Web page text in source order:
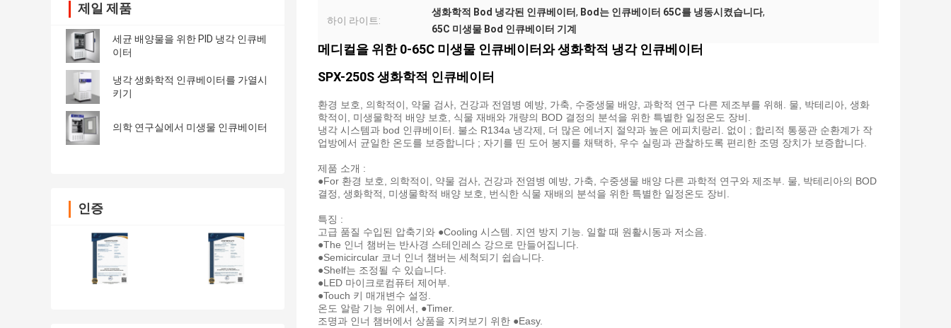
제일 제품
세균 배양물을 위한 PID 냉각 인큐베
이터
냉각 생화학적 인큐베이터를 가열시
키기
의학 연구실에서 미생물 인큐베이터
인증
하이 라이트:
생화학적 Bod 냉각된 인큐베이터, Bod는 인큐베이터 65C를 냉동시켰습니다,
65C 미생물 Bod 인큐베이터 기계
메디컬을 위한 0-65C 미생물 인큐베이터와 생화학적 냉각 인큐베이터
SPX-250S 생화학적 인큐베이터
환경 보호, 의학적이, 약물 검사, 건강과 전염병 예방, 가축, 수중생물 배양, 과학적 연구 다른 제조부를 위해. 물, 박테리아, 생화
학적이, 미생물학적 배양 보호, 식물 재배와 개량의 BOD 결정의 분석을 위한 특별한 일정온도 장비.
냉각 시스템과 bod 인큐베이터. 불소 R134a 냉각제, 더 많은 에너지 절약과 높은 에피치랑리. 없이 ; 합리적 통풍관 순환계가 작
업방에서 균일한 온도를 보증합니다 ; 자기를 띤 도어 봉지를 채택하, 우수 실링과 관찰하도록 편리한 조명 장치가 보증합니다.
제품 소개 :
●For 환경 보호, 의학적이, 약물 검사, 건강과 전염병 예방, 가축, 수중생물 배양 다른 과학적 연구와 제조부. 물, 박테리아의 BOD
결정, 생화학적, 미생물학적 배양 보호, 번식한 식물 재배의 분석을 위한 특별한 일정온도 장비.
특징 :
고급 품질 수입된 압축기와 ●Cooling 시스템. 지연 방지 기능. 일할 때 원활시동과 저소음.
●The 인너 챔버는 반사경 스테인레스 강으로 만들어집니다.
●Semicircular 코너 인너 챔버는 세척되기 쉽습니다.
●Shelf는 조정될 수 있습니다.
●LED 마이크로컴퓨터 제어부.
●Touch 키 매개변수 설정.
온도 알람 기능 위에서, ●Timer.
조명과 인너 챔버에서 상품을 지켜보기 위한 ●Easy.